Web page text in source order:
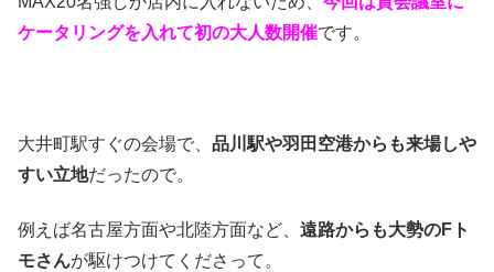
ケータリングを入れて初の大人数開催です。
大井町駅すぐの会場で、 品川駅や羽田空港からも来場しや
すい立地だったので。
例えば名古屋方面や北陸方面など、 遠路からも大勢のFト
モさんが駆けつけてくださって。